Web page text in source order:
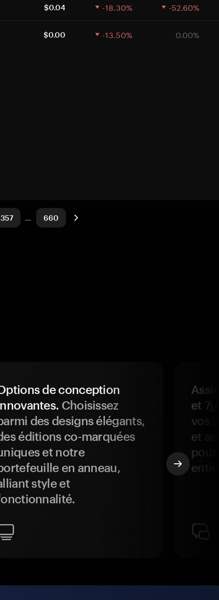
$0.04 -18.30% -52.60%
$0.00 -13.50% 0.00%
357 … 660
de conception
Choisissez
des designs élégants,
éditions co-marquées
et notre
en anneau,
style et
et
vos
et